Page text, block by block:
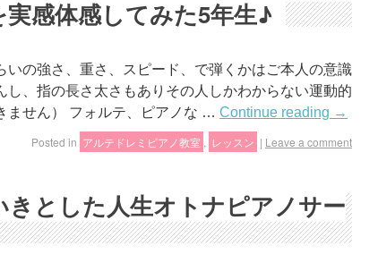
感体感してみた5年生♪
いの強さ、重さ、スピード、で弾くかはご本人の意識
、指の長さ太さもありその人しかわからない運動的
ません） フォルテ、ピアノな … Continue reading →
Posted in アルテドレミピアノ教室 レッスン | Leave a comment
とした人生オトナピアノサー